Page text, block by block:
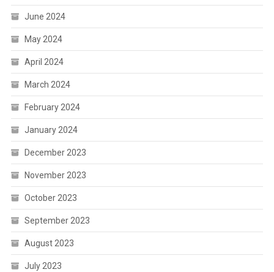
June 2024
May 2024
April 2024
March 2024
February 2024
January 2024
December 2023
November 2023
October 2023
September 2023
August 2023
July 2023